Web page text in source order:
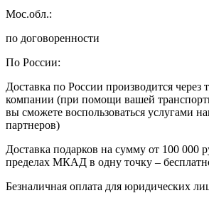
Мос.обл.:
по договоренности
По России:
Доставка по России производится через
компании (при помощи вашей
вы сможете воспользоваться услугами
партнеров)
Доставка подарков на сумму от 100 000
пределах МКАД в одну точку –
Безналичная оплата для юридических